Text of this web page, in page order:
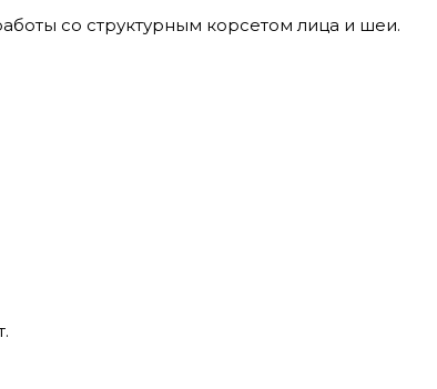
со структурным корсетом лица и шеи.